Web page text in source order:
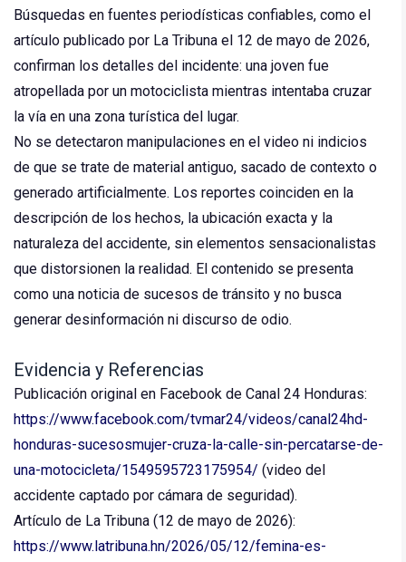
Búsquedas en fuentes periodísticas confiables, como el
artículo publicado por La Tribuna el 12 de mayo de 2026,
confirman los detalles del incidente: una joven fue
atropellada por un motociclista mientras intentaba cruzar
la vía en una zona turística del lugar.
No se detectaron manipulaciones en el video ni indicios
de que se trate de material antiguo, sacado de contexto o
generado artificialmente. Los reportes coinciden en la
descripción de los hechos, la ubicación exacta y la
naturaleza del accidente, sin elementos sensacionalistas
que distorsionen la realidad. El contenido se presenta
como una noticia de sucesos de tránsito y no busca
generar desinformación ni discurso de odio.
Evidencia y Referencias
Publicación original en Facebook de Canal 24 Honduras:
https://www.facebook.com/tvmar24/videos/canal24hd-
honduras-sucesosmujer-cruza-la-calle-sin-percatarse-de-
una-motocicleta/1549595723175954/ (video del
accidente captado por cámara de seguridad).
Artículo de La Tribuna (12 de mayo de 2026):
https://www.latribuna.hn/2026/05/12/femina-es-